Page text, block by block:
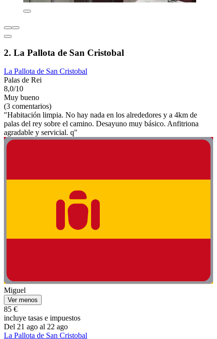
2. La Pallota de San Cristobal
La Pallota de San Cristobal
Palas de Rei
8,0/10
Muy bueno
(3 comentarios)
"Habitación limpia. No hay nada en los alrededores y a 4km de
palas del rey sobre el camino. Desayuno muy básico. Anfitriona
agradable y servicial. q"
Miguel
Ver menos
85 €
incluye tasas e impuestos
Del 21 ago al 22 ago
La Pallota de San Cristobal